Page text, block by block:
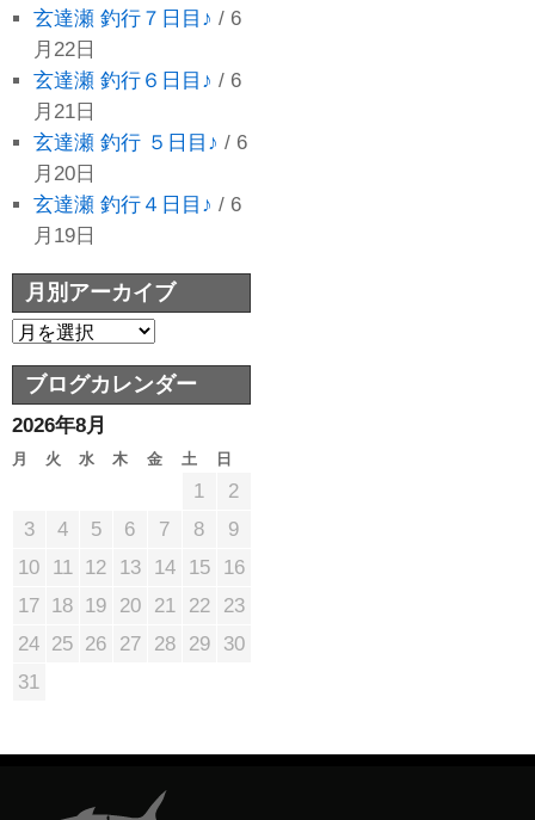
玄達瀬 釣行７日目♪ / 6
月22日
玄達瀬 釣行６日目♪ / 6
月21日
玄達瀬 釣行 ５日目♪ / 6
月20日
玄達瀬 釣行４日目♪ / 6
月19日
月別アーカイブ
ブログカレンダー
2026年8月
月 火 水 木 金 土 日
1
2
3
4 5 6 7 8
9
10
11 12 13 14 15
16
17 18 19 20 21 22
23
24 25 26 27 28 29
30
31